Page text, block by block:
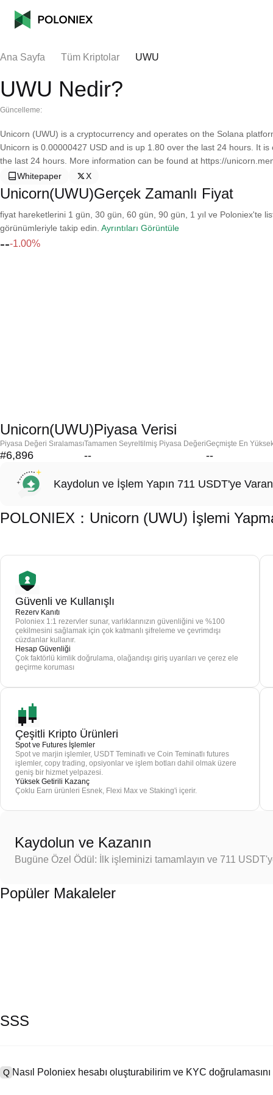
Ana Sayfa Tüm Kriptolar UWU
UWU Nedir?
Güncelleme:
Unicorn (UWU) is a cryptocurrency and operates on the Solana
Unicorn is 0.00000427 USD and is up 1.80 over the last 24 hours. It
the last 24 hours. More information can be found at https://
Whitepaper
X
Unicorn(UWU)Gerçek Zamanlı Fiyat
fiyat hareketlerini 1 gün, 30 gün, 60 gün, 90 gün, 1 yıl ve Poloniex'te
görünümleriyle takip edin. Ayrıntıları Görüntüle
---1.00%
Unicorn(UWU)Piyasa Verisi
Piyasa Değeri Sıralaması
#6,896
Tamamen Seyreltilmiş Piyasa Değeri
--
Geçmişte En
--
Kaydolun ve İşlem Yapın 711 USDT'ye
POLONIEX：Unicorn (UWU) İşlemi
Güvenli ve Kullanışlı
Rezerv Kanıtı
Poloniex 1:1 rezervler sunar, varlıklarınızın güvenliğini ve %100
çekilmesini sağlamak için çok katmanlı şifreleme ve çevrimdışı
cüzdanlar kullanır.
Hesap Güvenliği
Çok faktörlü kimlik doğrulama, olağandışı giriş uyarıları ve çerez ele
geçirme koruması
Çeşitli Kripto Ürünleri
Spot ve Futures İşlemler
Spot ve marjin işlemler, USDT Teminatlı ve Coin Teminatlı futures
işlemler, copy trading, opsiyonlar ve işlem botları dahil olmak üzere
geniş bir hizmet yelpazesi.
Yüksek Getirili Kazanç
Çoklu Earn ürünleri Esnek, Flexi Max ve Staking'i içerir.
Kaydolun ve Kazanın
Bugüne Özel Ödül: İlk işleminizi tamamlayın ve 711
Popüler Makaleler
SSS
Q Nasıl Poloniex hesabı oluşturabilirim ve KYC